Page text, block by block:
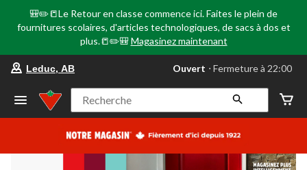
🎒✏️📒Le Retour en classe commence ici. Faites le plein de
fournitures scolaires, d'articles technologiques, de sacs à dos et
plus.📒✏️🎒 Magasinez maintenant
votre
préféré
Leduc,
AB,
courament
Fermeture
Leduc, AB Ouvert ⋅ Fermeture à 22:00
Recherche